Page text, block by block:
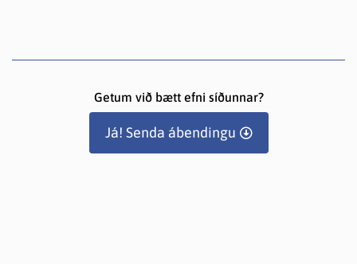
Getum við bætt efni síðunnar?
Já! Senda ábendingu